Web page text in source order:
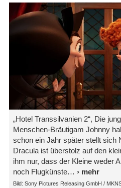
„Hotel Transsilvanien 2“, Die
Menschen-Bräutigam Johnny
schon ein Jahr später stellt sich
Dracula ist überstolz auf den
ihm nur, dass der Kleine weder
noch Flugkünste
Bild: Sony Pictures Releasing GmbH /​